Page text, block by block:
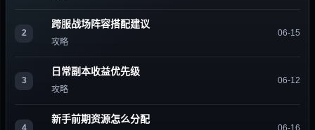
2
跨服战场阵容搭配建议
攻略
06-15
3
日常副本收益优先级
攻略
06-12
4
新手前期资源怎么分配
06-16